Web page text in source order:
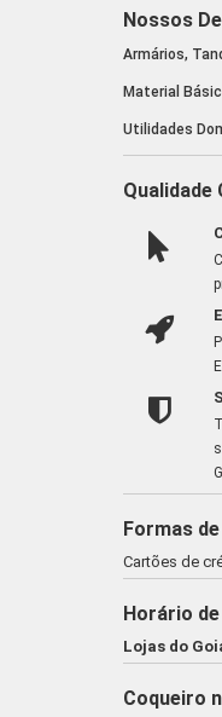
Nossos
Armários,
Material
Utilidades
Qualidade
Formas
Cartões de
Horário
Lojas do
Coqueiro